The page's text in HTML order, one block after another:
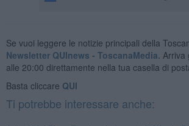
Se vuoi leggere le notizie principali della
Newsletter QUInews - ToscanaMedia. Arriva
alle 20:00 direttamente nella tua casella di
Basta cliccare QUI
Ti potrebbe interessare anche: